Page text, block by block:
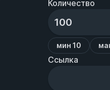
Количество
мин 10
Ссылка